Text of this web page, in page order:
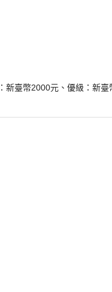
臺幣2000元、優級：新臺